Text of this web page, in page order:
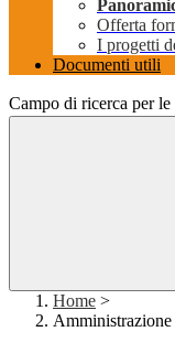
Offerta
I progetti
Documenti utili
Campo di ricerca per
Home >
Amministrazione